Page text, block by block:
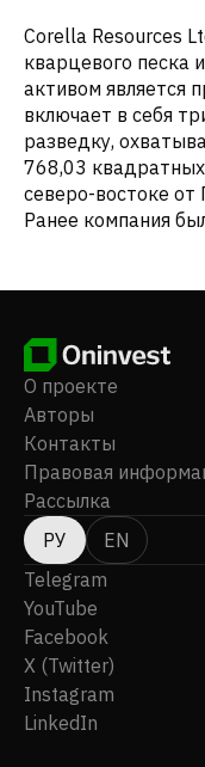
Corella Resources
кварцевого песка
активом является
включает в себя
разведку,
768,03
северо-востоке от
Ранее компания
Ltd находится в
О проекте
Авторы
Контакты
Правовая
Рассылка
РУ
EN
Telegram
YouTube
Facebook
X (Twitter)
Instagram
LinkedIn